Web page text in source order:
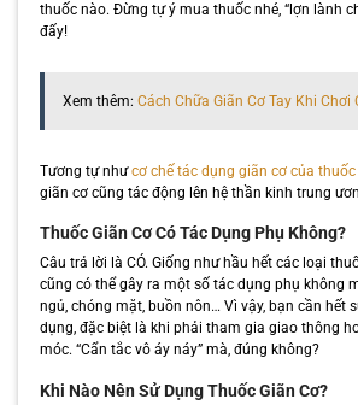
thuốc nào. Đừng tự ý mua thuốc nhé, “lợn lành
đấy!
Xem thêm: Cách Chữa Giãn Cơ Tay Khi Chơi
Tương tự nhưcơ chế tác dụng giãn cơ của thuốc
giãn cơ cũng tác động lên hệ thần kinh trung
Thuốc Giãn Cơ Có Tác Dụng Phụ Không?
Câu trả lời là CÓ. Giống như hầu hết các loại
cũng có thể gây ra một số tác dụng phụ không
ngủ, chóng mặt, buồn nôn… Vì vậy, bạn cần hết
dụng, đặc biệt là khi phải tham gia giao thông
móc. “Cẩn tắc vô áy náy” mà, đúng không?
Khi Nào Nên Sử Dụng Thuốc Giãn Cơ?